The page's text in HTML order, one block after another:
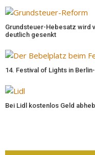
Grundsteuer-Hebesatz wird
deutlich gesenkt
14. Festival of Lights in
Bei Lidl kostenlos Geld